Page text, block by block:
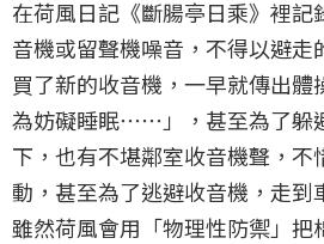
在荷風日記《斷腸亭日乘》裡記
音機或留聲機噪音，不得以避走
買了新的收音機，一早就傳出體
為妨礙睡眠⋯⋯」，甚至為了躲
下，也有不堪鄰室收音機聲，不
動，甚至為了逃避收音機，走到
雖然荷風會用「物理性防禦」把